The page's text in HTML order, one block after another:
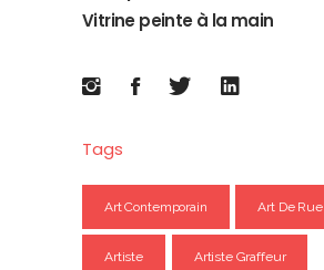
Vitrine peinte à la main
Tags
Art Contemporain Art De Rue
Artiste Artiste Graffeur